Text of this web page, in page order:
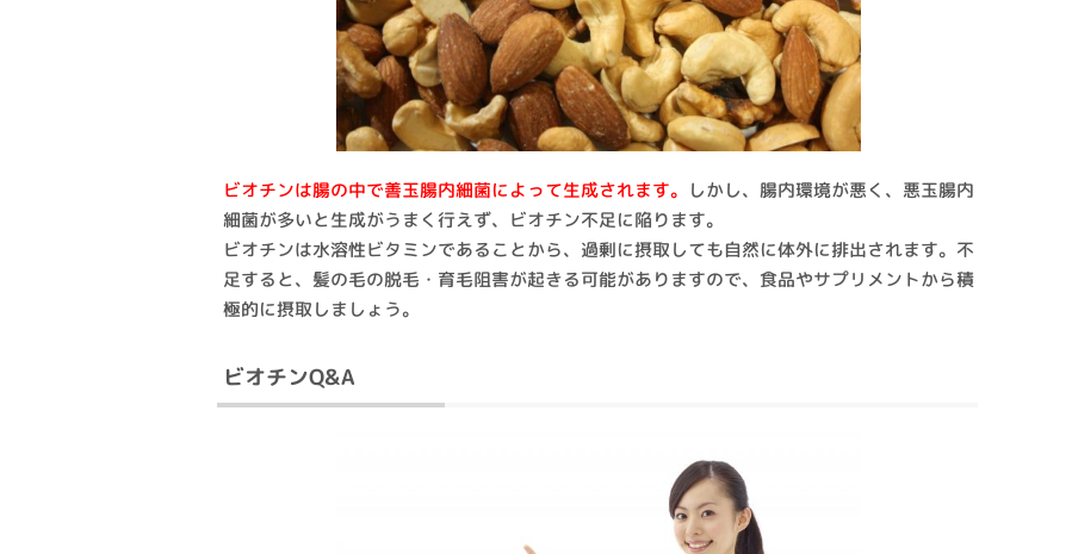
ビオチンは腸の中で善玉腸内細菌によって生成されます。 しかし、腸内環境が悪く、悪玉腸内
細菌が多いと生成がうまく行えず、ビオチン不足に陥ります。
ビオチンは水溶性ビタミンであることから、過剰に摂取しても自然に体外に排出されます。不
足すると、髪の毛の脱毛・育毛阻害が起きる可能がありますので、食品やサプリメントから積
極的に摂取しましょう。
ビオチンQ&A